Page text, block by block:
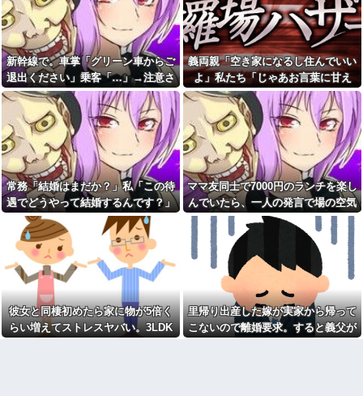
嫁「こんなところで何してる
の？」俺「いや、その…」→ウ
ワキ相手と一緒のところを見ら
れ、最悪の修羅場になって…
父「もう働けない…」母「私
が頑張るから」→借金で崩れた
家族を支えるため、私も働くこ
とになって…
姉と叔父宅へ避難後、母にな
ぜ私たちに厳しかったのか尋ね
た。すると「本当は世の中は辛
くて厳しいものなんだ」と教え
たかったと言われ…
ワイ手取り15万正社員→副業
でウーバーやってるんやが金が
ない
有吉「『俺テレビ見ない』っ
て言う奴おかしいだろ。団子屋
で『団子食べない』って言う
か？」
【衝撃画像】中学生「先生！
水泳で水着になるのイヤで
す！」先生「分かった」→結果
まさかの『こう』なってしまうw
w w w w w w
【速報】ワイ、嫁とのセッ■ス
の友人やその旦那から頼まれ
る。でも相場の半額以下や原価
割れの依頼が多くて…角の立た
ない断り方を知りたい。
夫「会社辞めて実家で仕事探
したい」私「応援するよ」→と
ころが退職届ではなく、まさか
の書類を用意していて…
【悲報】高市早苗に逆らった
財務官僚、異例の左遷ｗｗｗｗ
ｗｗｗｗ他
血を見て失神した俺が「殺人
事件の被害者（遺体）」と勘違
いされ現場が大パニックに！勇
敢なおばちゃんとオジサン達の
団結力と勘違い劇がこちらｗｗ
同性から見て魅力のない女性
女「赤ちゃん抱っこしてみま
すか～？w」ワイ（やめろおおお
おおおおおおおおおおお）
【画像】このボケて、破壊力
ありすぎてクッソワロタｗｗｗ
ｗｗｗｗｗｗ
コトメの結婚式で、知らない
間にお祝いの歌を弾き語りする
事になってた
新幹線で。車掌「グリーン車からご
退出ください」乗客「…」→注意さ
れても動かない乗客を見ていたら、
その直後まさかの展開に…
義両親「空き家になるし住んでいい
よ」私たち「じゃあお言葉に甘え
て…」→引っ越した途端、予想外の
出来事が待っていて…
常務「結婚はまだか？」私「この待
遇でどうやって結婚するんです？」
→飲み会で本音を返したら場が静ま
り返って…
ママ友同士で7000円のランチを楽し
んでいたら、一人の発言で場の空気
が凍りついた。その理由とは…
彼女と同棲初めたら家に物が5倍く
らい増えてストレスヤバい。3LDK
里帰り出産した嫁が実家から帰って
こないので離婚要求。すると義父が